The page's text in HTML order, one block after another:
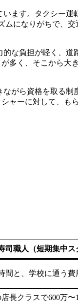
ます。タクシー運
になりがちで、
な負担が軽く、道
多く、そこから大
がら資格を取る制
ャーに対して、も
司職人（短期集中ス
間と、学校に通う費
長クラスで600万